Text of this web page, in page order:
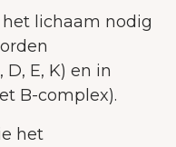
lichaam nodig
E, K) en in
B-complex).
het